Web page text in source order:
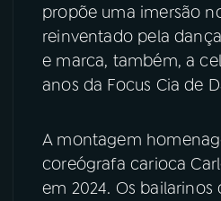
08PRÊMIO RÁDIO MEC
YouTube
Instagram
propõe uma imersão
reinventado pela
e marca, também, a
anos da Focus Cia de
A montagem
coreógrafa carioca
em 2024. Os bailarinos